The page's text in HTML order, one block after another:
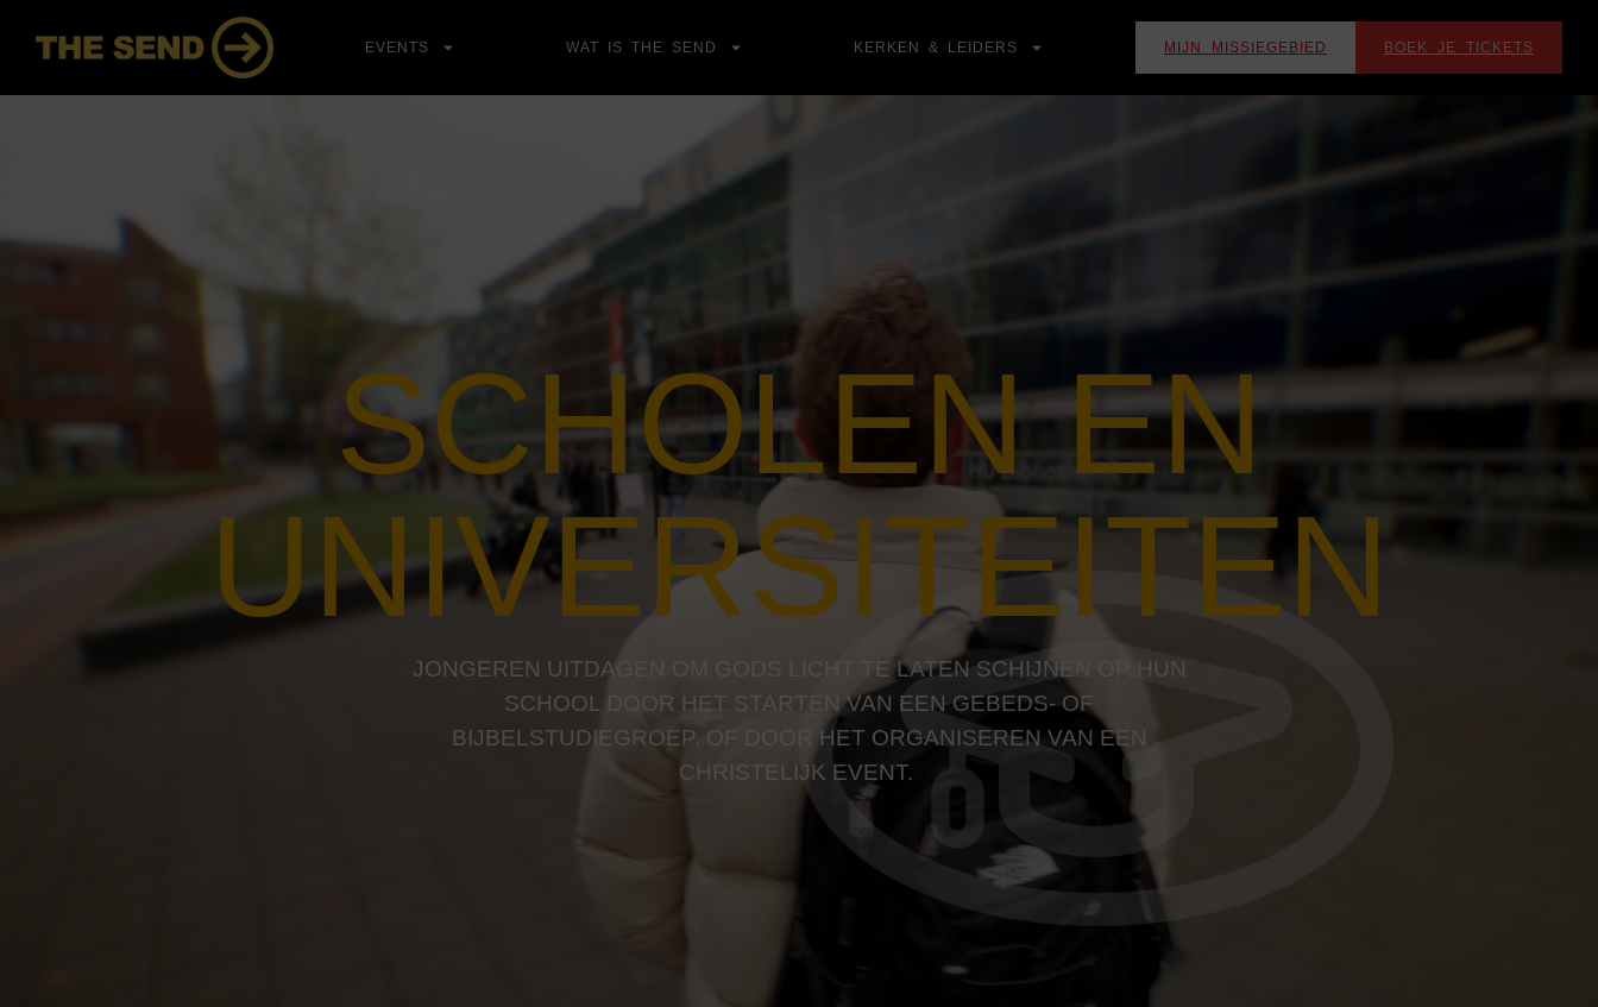
EVENTS WAT IS THE SEND KERKEN & LEIDERS MIJN MISSIEGEBIED BOEK JE TICKETS
SCHOLEN EN
UNIVERSITEITEN
JONGEREN UITDAGEN OM GODS LICHT TE LATEN SCHIJNEN OP HUN
SCHOOL DOOR HET STARTEN VAN EEN GEBEDS- OF
BIJBELSTUDIEGROEP, OF DOOR HET ORGANISEREN VAN EEN
CHRISTELIJK EVENT.